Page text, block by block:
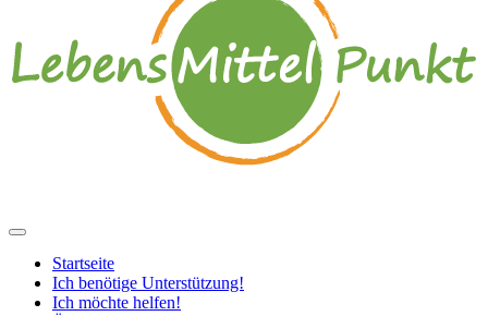
Startseite
Ich benötige Unterstützung!
Ich möchte helfen!